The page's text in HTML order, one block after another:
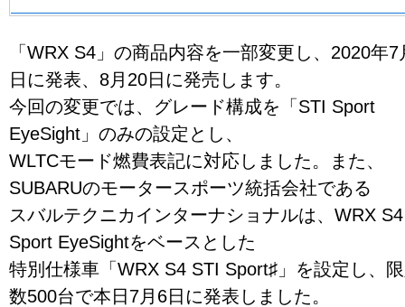
「WRX S4」の商品内容を一部変更し、2020年7
日に発表、8月20日に発売します。
今回の変更では、グレード構成を「STI Sport
EyeSight」のみの設定とし、
WLTCモード燃費表記に対応しました。また、
SUBARUのモータースポーツ統括会社である
スバルテクニカインターナショナルは、WRX
Sport EyeSightをベースとした
特別仕様車「WRX S4 STI Sport♯」を設定し、
数500台で本日7月6日に発表しました。